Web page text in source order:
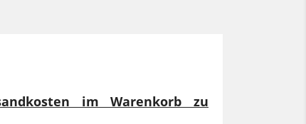
im Warenkorb zu